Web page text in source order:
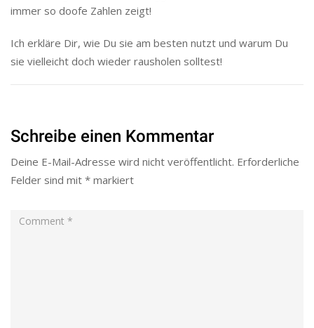
immer so doofe Zahlen zeigt!
Ich erkläre Dir, wie Du sie am besten nutzt und warum Du
sie vielleicht doch wieder rausholen solltest!
Schreibe einen Kommentar
Deine E-Mail-Adresse wird nicht veröffentlicht. Erforderliche
Felder sind mit * markiert